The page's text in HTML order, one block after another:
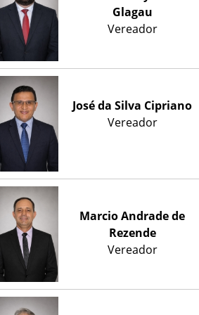
Glagau
Vereador
José da Silva Cipriano
Vereador
Marcio Andrade de
Rezende
Vereador